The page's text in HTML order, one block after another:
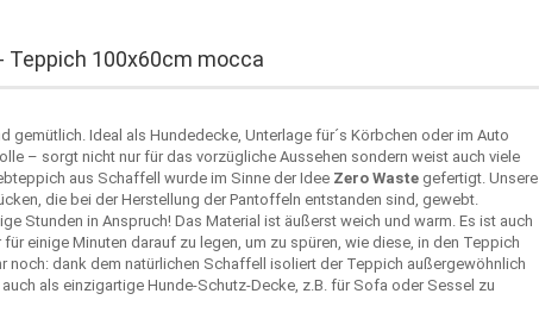
Teppich 100x60cm mocca
Ideal als Hundedecke, Unterlage für´s Körbchen oder im Auto
– sorgt nicht nur für das vorzügliche Aussehen sondern weist auch viele
aus Schaffell wurde im Sinne der Idee Zero Waste gefertigt. Unsere
die bei der Herstellung der Pantoffeln entstanden sind, gewebt.
Stunden in Anspruch! Das Material ist äußerst weich und warm. Es ist auch
einige Minuten darauf zu legen, um zu spüren, wie diese, in den Teppich
noch: dank dem natürlichen Schaffell isoliert der Teppich außergewöhnlich
als einzigartige Hunde-Schutz-Decke, z.B. für Sofa oder Sessel zu